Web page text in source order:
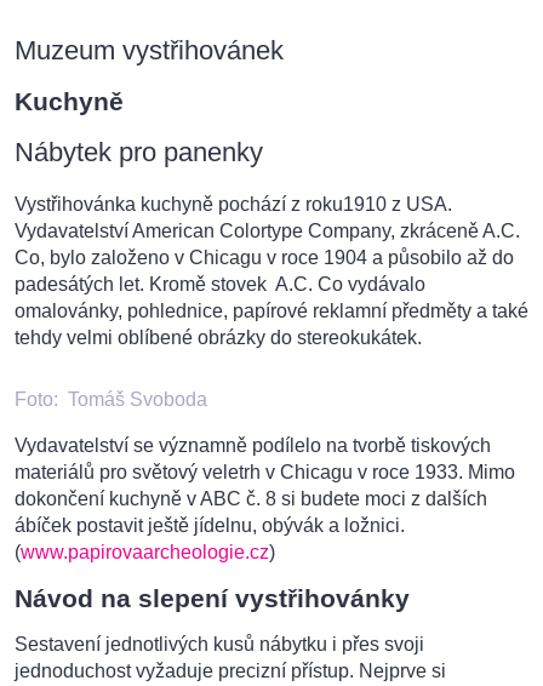
Muzeum vystřihovánek
Kuchyně
Nábytek pro panenky
Vystřihovánka kuchyně pochází z roku1910 z USA.
Vydavatelství American Colortype Company, zkráceně A.C.
Co, bylo založeno v Chicagu v roce 1904 a působilo až do
padesátých let. Kromě stovek A.C. Co vydávalo
omalovánky, pohlednice, papírové reklamní předměty a také
tehdy velmi oblíbené obrázky do stereokukátek.
Foto: Tomáš Svoboda
Vydavatelství se významně podílelo na tvorbě tiskových
materiálů pro světový veletrh v Chicagu v roce 1933. Mimo
dokončení kuchyně v ABC č. 8 si budete moci z dalších
ábíček postavit ještě jídelnu, obývák a ložnici.
(www.papirovaarcheologie.cz)
Návod na slepení vystřihovánky
Sestavení jednotlivých kusů nábytku i přes svoji
jednoduchost vyžaduje precizní přístup. Nejprve si